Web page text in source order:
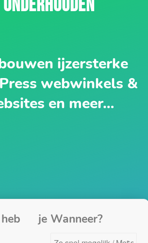
ONDERHOUDEN
ijzersterke
webwinkels &
en meer…
je Wanneer?